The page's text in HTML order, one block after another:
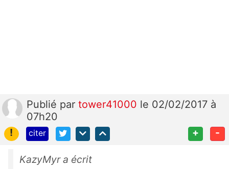
Publié par tower41000 le 02/02/2017 à
07h20
!
citer + -
KazyMyr a écrit